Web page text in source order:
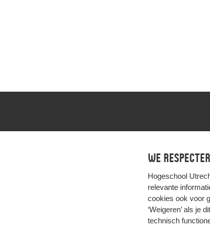
We
Hogeschool
relevante
cookies ook voor
‘Weigeren’ als je
technisch